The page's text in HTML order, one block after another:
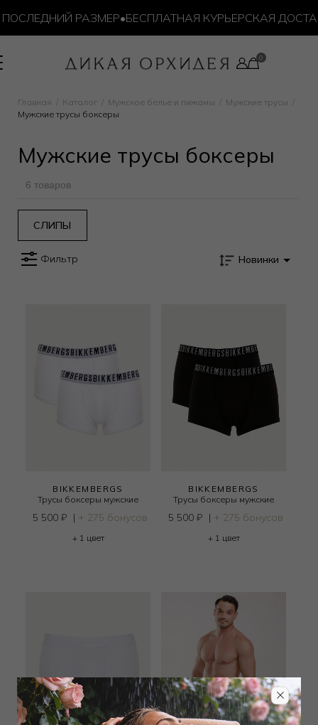
РАЗМЕР•БЕСПЛАТНАЯ КУРЬЕРСКАЯ
Главная Каталог Мужское белье и пижамы
Мужские трусы
Мужские трусы боксеры
Мужские трусы боксеры
6 товаров
СЛИПЫ
Фильтр Новинки
BIKKEMBERGS
Трусы боксеры мужские
5 500 ₽ | + 275 бонусов
+ 1 цвет
BIKKEMBERGS
Трусы боксеры мужские
5 500 ₽ | + 275 бонусов
+ 1 цвет